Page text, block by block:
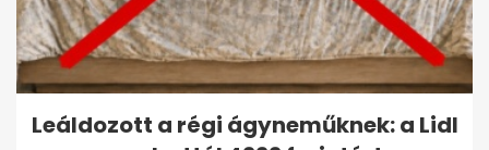
Leáldozott a régi ágyneműknek: a Lidl